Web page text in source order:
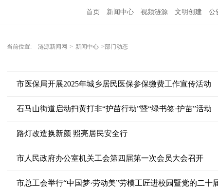
首页 新闻中心 视频涟源 文明创建 公
当前位置: 涟源新闻网 > 新闻中心 >部门动态
市医保局开展2025年城乡居民医保参保缴费工作宣传活动
石马山街道启动扫黄打非“护苗行动”暨“绿书签·护苗”活动
路灯改造换新颜 照亮居民安全行
市人民政府办公室机关工会第四届第一次会员大会召开
市总工会举行“中国梦·劳动美”劳模工匠进校园暨党的二十